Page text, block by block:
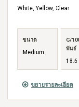
ขยายรายละเอียด
White, Yellow, Clear
ขนาด
Medium
G/
พันธ์
18.6